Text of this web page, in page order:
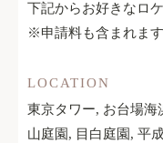
下記からお好きなロ
※申請料も含まれます
LOCATION
東京タワー, お台場海
山庭園, 目白庭園, 平